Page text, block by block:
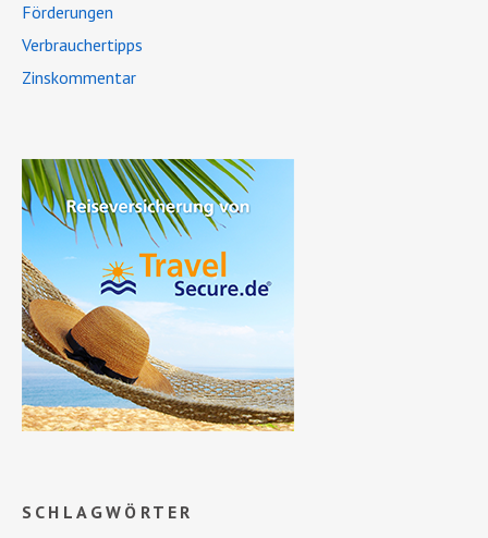
Förderungen
Verbrauchertipps
Zinskommentar
SCHLAGWÖRTER